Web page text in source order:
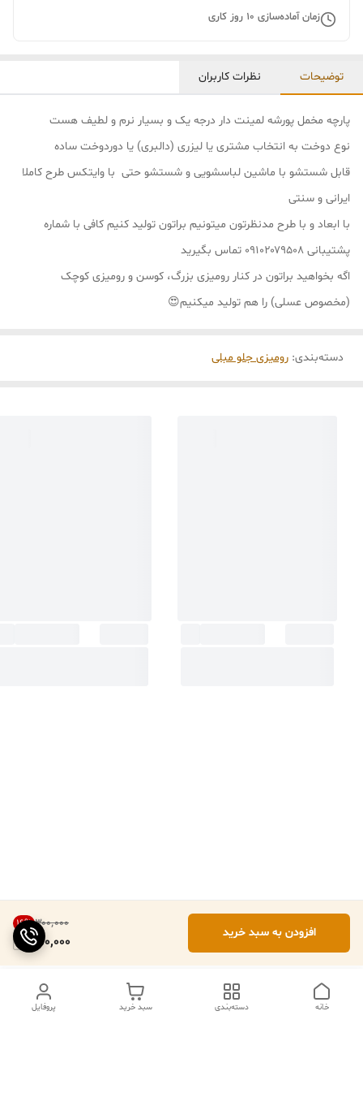
زمان آماده‌سازی 10 روز کاری
۳۰۰٬۰۰۰ 16%
250,000
افزودن به سبد خرید
توضیحات نظرات کاربران
پارچه مخمل پورشه لمینت دار درجه یک و بسیار نرم و لطیف هست
نوع دوخت به انتخاب مشتری یا لیزری (دالبری) یا دوردوخت ساده
قابل شستشو با ماشین لباسشویی و شستشو حتی با وایتکس طرح کاملا
ایرانی و سنتی
با ابعاد و با طرح مدنظرتون میتونیم براتون تولید کنیم کافی با شماره
پشتیبانی ۰۹۱۰۲۰۷۹۵۰۸ تماس بگیرید
اگه بخواهید براتون در کنار رومیزی بزرگ، کوسن و رومیزی کوچک
(مخصوص عسلی) را هم تولید میکنیم😍
دسته‌بندی: رومیزی جلو مبلی
پروفایل سبد خرید دسته‌بندی خانه